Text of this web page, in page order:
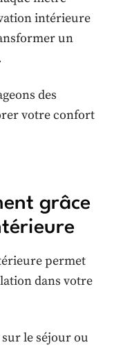
intérieure
un
des
votre confort
grâce
permet
dans votre
le séjour ou